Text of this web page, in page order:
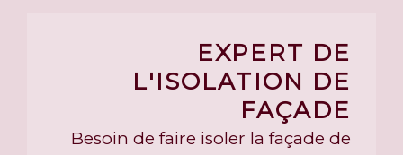
EXPERT DE
L'ISOLATION DE
FAÇADE
Besoin de faire isoler la façade de